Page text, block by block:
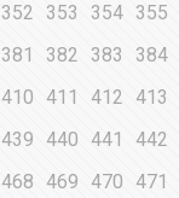
352 353 354 355
381 382 383 384
410 411 412 413
439 440 441 442
468 469 470 471